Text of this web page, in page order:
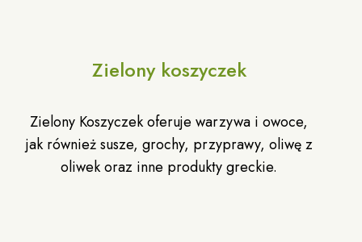
Zielony koszyczek
Zielony Koszyczek oferuje warzywa i owoce,
jak również susze, grochy, przyprawy, oliwę z
oliwek oraz inne produkty greckie.